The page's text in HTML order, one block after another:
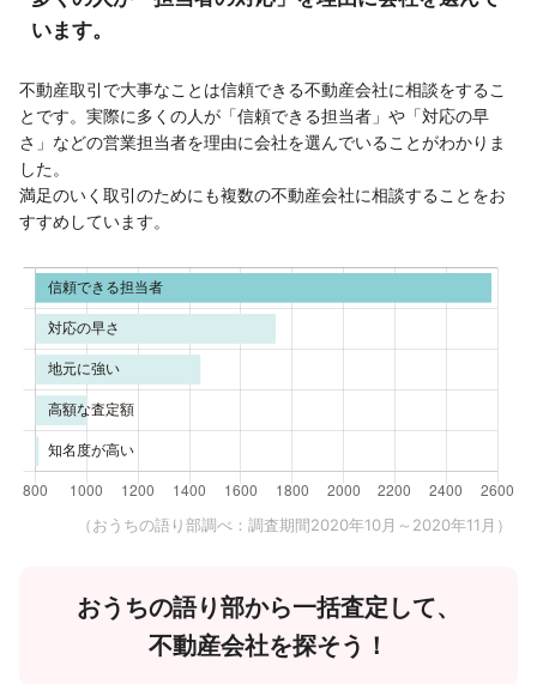
います。
不動産取引で大事なことは信頼できる不動産会社に相談をするこ
とです。実際に多くの人が「信頼できる担当者」や「対応の早
さ」などの営業担当者を理由に会社を選んでいることがわかりま
した。
満足のいく取引のためにも複数の不動産会社に相談することをお
すすめしています。
（おうちの語り部調べ：調査期間2020年10月～2020年11月）
おうちの語り部から一括査定して、
不動産会社を探そう！